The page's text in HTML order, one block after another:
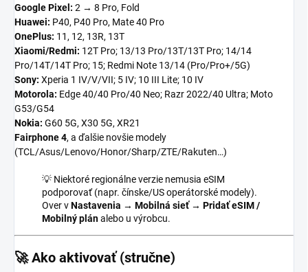
Google Pixel: 2 → 8 Pro, Fold
Huawei: P40, P40 Pro, Mate 40 Pro
OnePlus: 11, 12, 13R, 13T
Xiaomi/Redmi: 12T Pro; 13/13 Pro/13T/13T Pro; 14/14
Pro/14T/14T Pro; 15; Redmi Note 13/14 (Pro/Pro+/5G)
Sony: Xperia 1 IV/V/VII; 5 IV; 10 III Lite; 10 IV
Motorola: Edge 40/40 Pro/40 Neo; Razr 2022/40 Ultra; Moto
G53/G54
Nokia: G60 5G, X30 5G, XR21
Fairphone 4, a ďalšie novšie modely
(TCL/Asus/Lenovo/Honor/Sharp/ZTE/Rakuten…)
💡 Niektoré regionálne verzie nemusia eSIM
podporovať (napr. čínske/US operátorské modely).
Over vNastavenia → Mobilná sieť → Pridať eSIM /
Mobilný plánalebo u výrobcu.
🚀 Ako aktivovať (stručne)